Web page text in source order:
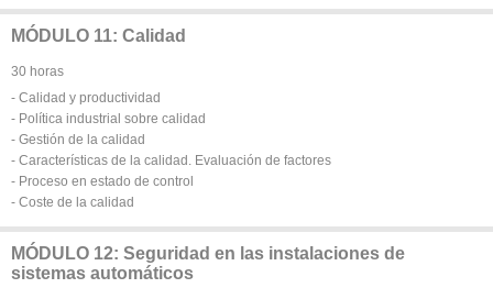
MÓDULO 11: Calidad
30 horas
- Calidad y productividad
- Política industrial sobre calidad
- Gestión de la calidad
- Características de la calidad. Evaluación de factores
- Proceso en estado de control
- Coste de la calidad
MÓDULO 12: Seguridad en las instalaciones de
sistemas automáticos